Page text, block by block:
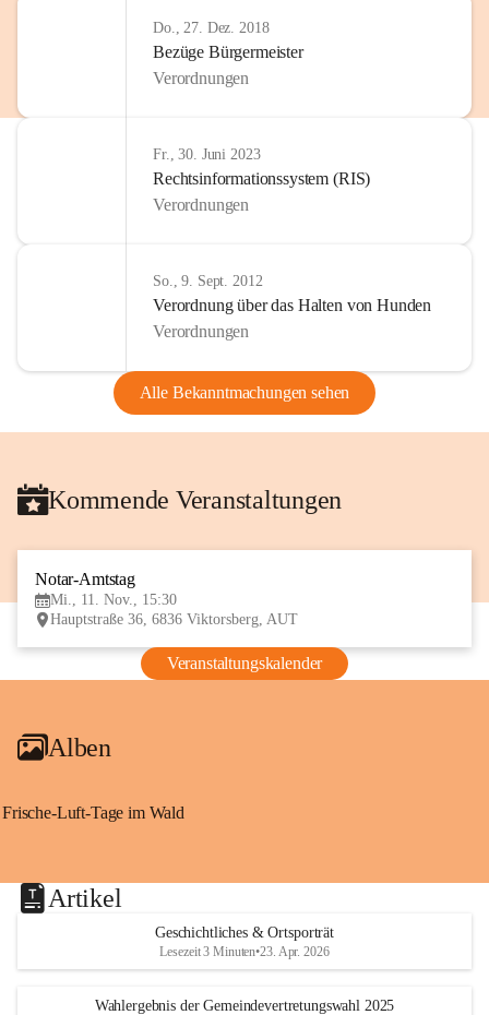
Do., 27. Dez. 2018
Bezüge Bürgermeister
Verordnungen
Fr., 30. Juni 2023
Rechtsinformationssystem (RIS)
Verordnungen
So., 9. Sept. 2012
Verordnung über das Halten von Hunden
Verordnungen
Alle Bekanntmachungen sehen
Kommende Veranstaltungen
Notar-Amtstag
Mi., 11. Nov., 15:30
Hauptstraße 36, 6836 Viktorsberg, AUT
Veranstaltungskalender
Alben
Frische-Luft-Tage im Wald
Artikel
Geschichtliches & Ortsporträt
Lesezeit 3 Minuten•23. Apr. 2026
Wahlergebnis der Gemeindevertretungswahl 2025